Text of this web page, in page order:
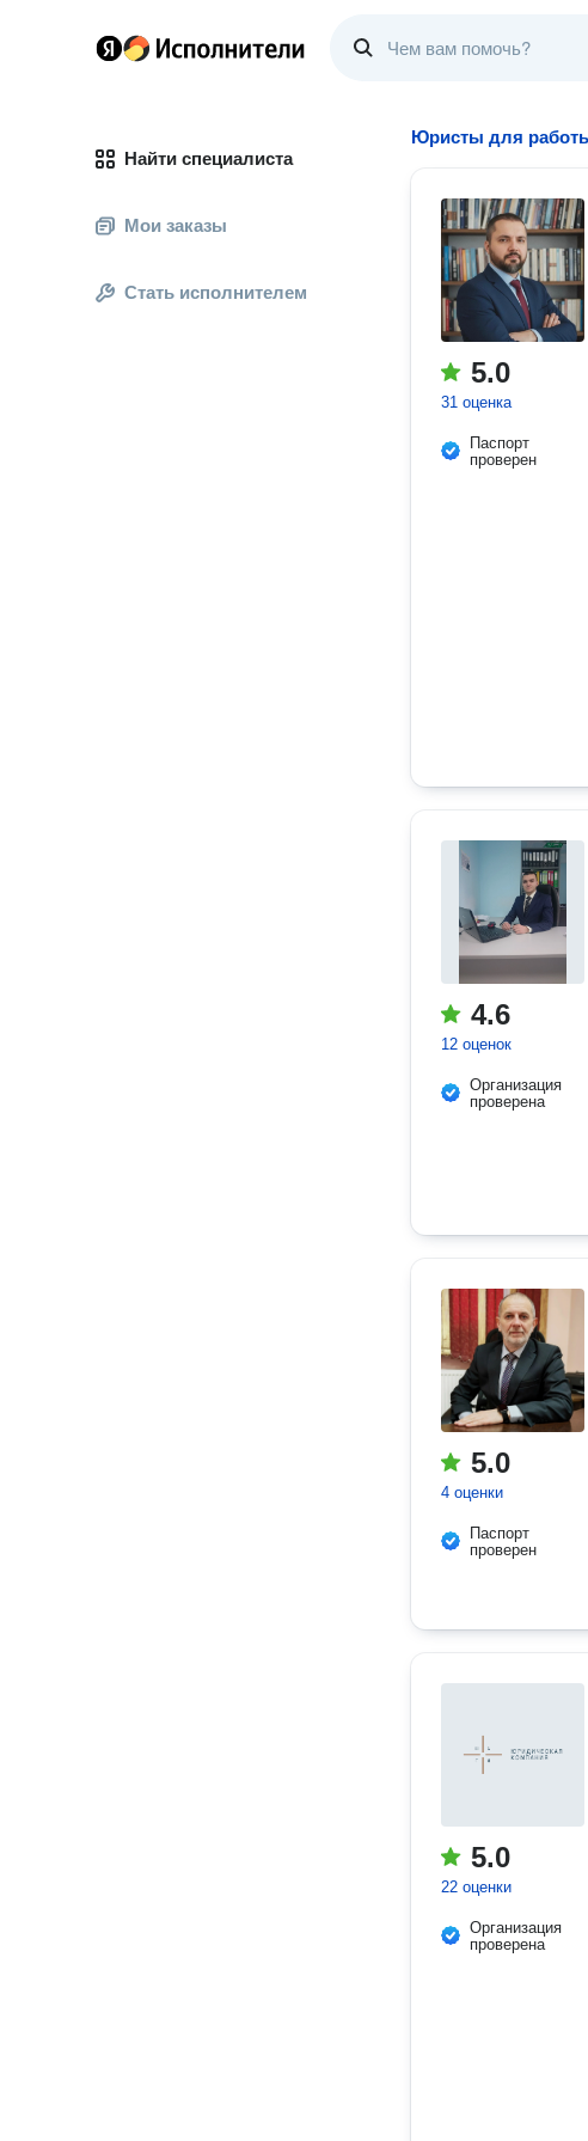
Найти специалиста
Мои заказы
Стать исполнителем
Юристы для
5.0
31 оценка
Паспорт
проверен
4.6
12 оценок
Организация
проверена
5.0
4 оценки
Паспорт
проверен
5.0
22 оценки
Организация
проверена